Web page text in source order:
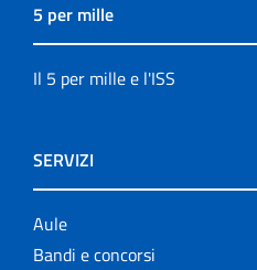
5 per mille
Il 5 per mille e l'ISS
SERVIZI
Aule
Bandi e concorsi